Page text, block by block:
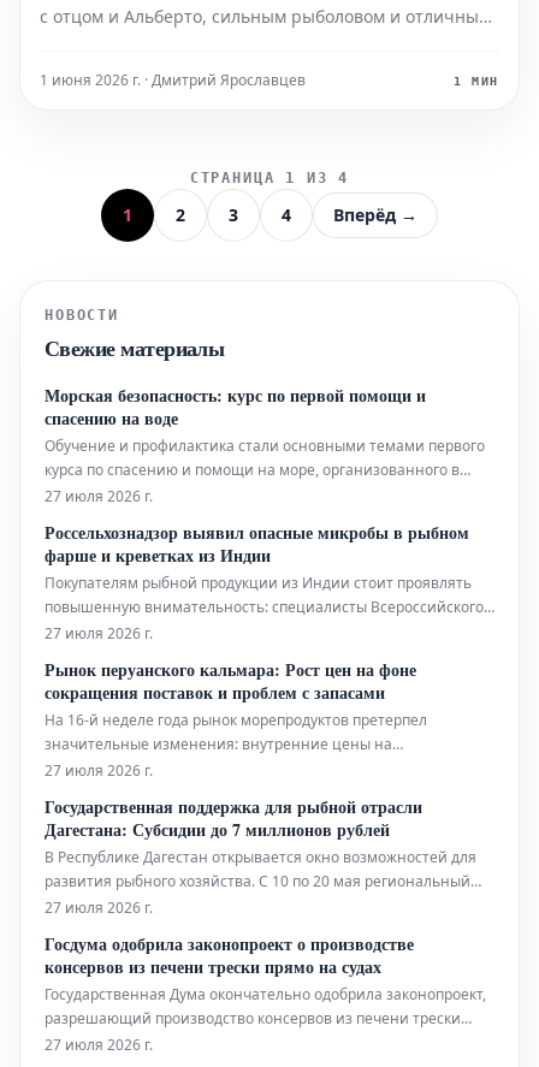
с отцом и Альберто, сильным рыболовом и отличным
66, еще не использовались живые аквариумы. Чтобы
1 июня 2026 г. · Дмитрий Ярославцев 1 МИН
СТРАНИЦА 1 ИЗ 4
1 2 3 4 Вперёд →
НОВОСТИ
Свежие материалы
Морская безопасность: курс по первой помощи и
спасению на воде
Обучение и профилактика стали основными темами первого
курса по спасению и помощи на море, организованного в
минувшее воскресенье ассоциацией Over Fishing Circeo. Курс
полученных в результате морских происшествий.
Мероприятие, пр
27 июля 2026 г.
Россельхознадзор выявил опасные микробы в рыбном
фарше и креветках из Индии
Покупателям рыбной продукции из Индии стоит проявлять
повышенную внимательность: специалисты Всероссийского
государственного Центра качества и стандартизации
«ВГНКИ»), подведомственного Россельхознадзору,
обнаружили серьезные нарушения микробиол
27 июля 2026 г.
Рынок перуанского кальмара: Рост цен на фоне
сокращения поставок и проблем с запасами
На 16-й неделе года рынок морепродуктов претерпел
значительные изменения: внутренние цены на
глубоководные виды, в частности на перуанского кальмара
гигантского кальмара увеличилась во всех размерных
категориях, при этом цельный кальма
27 июля 2026 г.
Государственная поддержка для рыбной отрасли
Дагестана: Субсидии до 7 миллионов рублей
В Республике Дагестан открывается окно возможностей для
развития рыбного хозяйства. С 10 по 20 мая региональный
комитет по рыбному хозяйству проведет отбор заявок на
инициатива призвана стимулировать развитие предприятий,
работающих в сфере акв
27 июля 2026 г.
Госдума одобрила законопроект о производстве
консервов из печени трески прямо на судах
Государственная Дума окончательно одобрила законопроект,
разрешающий производство консервов из печени трески
непосредственно на борту прибрежных рыболовных судов.
27 июля 2026 г.